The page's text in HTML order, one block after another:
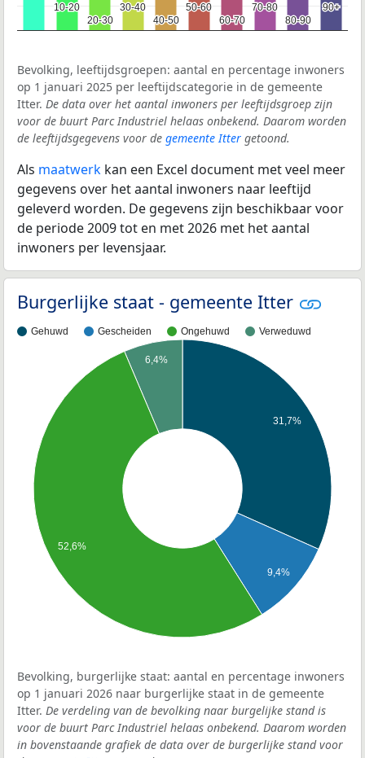
10-20
10-20
20-30
20-30
30-40
30-40
40-50
40-50
50-60
50-60
60-70
60-70
70-80
70-80
80-90
80-90
90+
90+
Bevolking, leeftijdsgroepen: aantal en percentage inwoners
op 1 januari 2025 per leeftijdscategorie in de gemeente
Itter. De data over het aantal inwoners per leeftijdsgroep zijn
voor de buurt Parc Industriel helaas onbekend. Daarom worden
de leeftijdsgegevens voor de gemeente Itter getoond.
Als maatwerk kan een Excel document met veel meer
gegevens over het aantal inwoners naar leeftijd
geleverd worden. De gegevens zijn beschikbaar voor
de periode 2009 tot en met 2026 met het aantal
inwoners per levensjaar.
Burgerlijke staat - gemeente Itter
Gehuwd Gescheiden Ongehuwd Verweduwd
31,7%
9,4%
6,4%
52,6%
Bevolking, burgerlijke staat: aantal en percentage inwoners
op 1 januari 2026 naar burgerlijke staat in de gemeente
Itter. De verdeling van de bevolking naar burgelijke stand is
voor de buurt Parc Industriel helaas onbekend. Daarom worden
in bovenstaande grafiek de data over de burgerlijke stand voor